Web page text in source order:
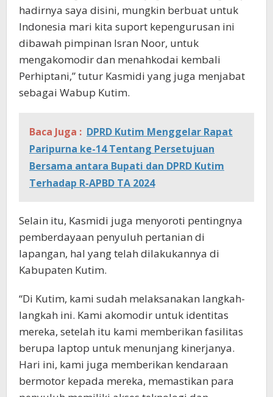
hadirnya saya disini, mungkin berbuat untuk
Indonesia mari kita suport kepengurusan ini
dibawah pimpinan Isran Noor, untuk
mengakomodir dan menahkodai kembali
Perhiptani,” tutur Kasmidi yang juga menjabat
sebagai Wabup Kutim.
Baca Juga : DPRD Kutim Menggelar Rapat
Paripurna ke-14 Tentang Persetujuan
Bersama antara Bupati dan DPRD Kutim
Terhadap R-APBD TA 2024
Selain itu, Kasmidi juga menyoroti pentingnya
pemberdayaan penyuluh pertanian di
lapangan, hal yang telah dilakukannya di
Kabupaten Kutim.
“Di Kutim, kami sudah melaksanakan langkah-
langkah ini. Kami akomodir untuk identitas
mereka, setelah itu kami memberikan fasilitas
berupa laptop untuk menunjang kinerjanya.
Hari ini, kami juga memberikan kendaraan
bermotor kepada mereka, memastikan para